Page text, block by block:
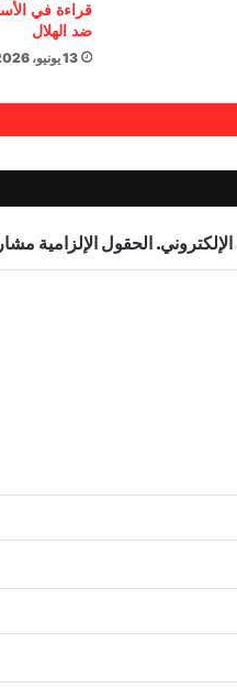
قراءة في
ضد الهلال
13 يونيو، 2026
الحقول الإلزامية مشار